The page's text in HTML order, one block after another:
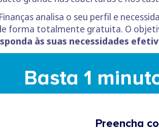
analisa o seu perfil e
forma totalmente gratuita. O
às suas necessidades
Basta 1
Preencha